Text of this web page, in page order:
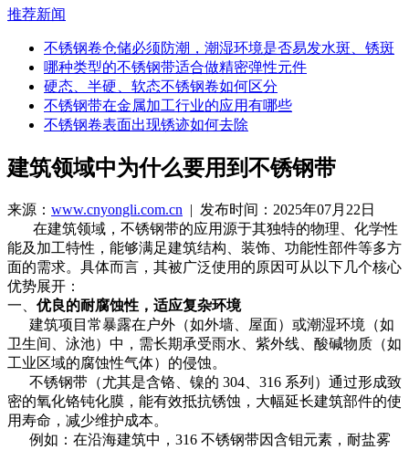
推荐新闻
不锈钢卷仓储必须防潮，潮湿环境是否易发水斑、锈斑
哪种类型的不锈钢带适合做精密弹性元件
硬态、半硬、软态不锈钢卷如何区分
不锈钢带在金属加工行业的应用有哪些
不锈钢卷表面出现锈迹如何去除
建筑领域中为什么要用到不锈钢带
来源： www.cnyongli.com.cn | 发布时间：2025年07月22日
在建筑领域，不锈钢带的应用源于其独特的物理、化学性
能及加工特性，能够满足建筑结构、装饰、功能性部件等多方
面的需求。具体而言，其被广泛使用的原因可从以下几个核心
优势展开：
一、 优良的耐腐蚀性，适应复杂环境
建筑项目常暴露在户外（如外墙、屋面）或潮湿环境（如
卫生间、泳池）中，需长期承受雨水、紫外线、酸碱物质（如
工业区域的腐蚀性气体）的侵蚀。
不锈钢带（尤其是含铬、镍的 304、316 系列）通过形成致
密的氧化铬钝化膜，能有效抵抗锈蚀，大幅延长建筑部件的使
用寿命，减少维护成本。
例如：在沿海建筑中，316 不锈钢带因含钼元素，耐盐雾